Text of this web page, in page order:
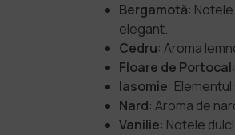
Bergamotă:
elegant.
Cedru: Aroma
Floare de Portocal
Iasomie:
Nard: Aroma de
Vanilie: Notele